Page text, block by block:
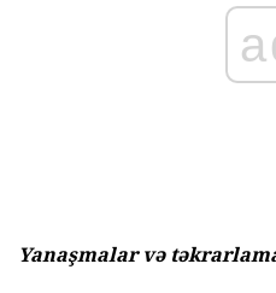
Yanaşmalar və